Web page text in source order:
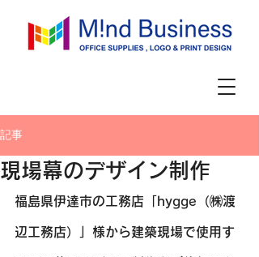
記事
現場幕のデザイン制作
福島県伊達市の工務店「hygge（㈱渡
辺工務店）」様から建築現場で使用す